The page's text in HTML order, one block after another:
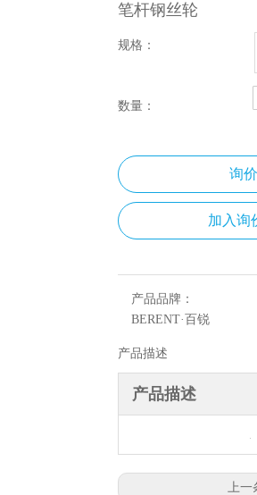
笔杆钢丝轮
规格：
数量：
询价
加入询
产品品牌：
BERENT·百锐
产品描述
产品描述
上一